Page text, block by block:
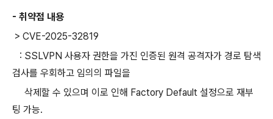
- 취약점 내용
> CVE-2025-32819
: SSLVPN 사용자 권한을 가진 인증된 원격 공격자가 경로 탐색
검사를 우회하고 임의의 파일을
삭제할 수 있으며 이로 인해 Factory Default 설정으로 재부
팅 가능.